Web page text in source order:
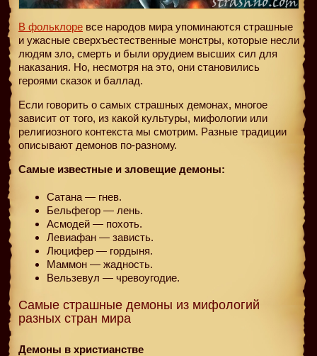
В фольклоре все народов мира упоминаются страшные
и ужасные сверхъестественные монстры, которые несли
людям зло, смерть и были орудием высших сил для
наказания. Но, несмотря на это, они становились
героями сказок и баллад.
Если говорить о самых страшных демонах, многое
зависит от того, из какой культуры, мифологии или
религиозного контекста мы смотрим. Разные традиции
описывают демонов по-разному.
Самые известные и зловещие демоны:
Сатана — гнев.
Бельфегор — лень.
Асмодей — похоть.
Левиафан — зависть.
Люцифер — гордыня.
Маммон — жадность.
Вельзевул — чревоугодие.
Самые страшные демоны из мифологий
разных стран мира
Демоны в христианстве